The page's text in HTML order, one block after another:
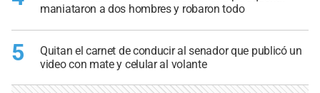
maniataron a dos hombres y robaron todo
5
Quitan el carnet de conducir al senador que publicó un
video con mate y celular al volante